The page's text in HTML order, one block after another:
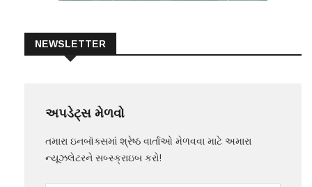
NEWSLETTER
અપડેટ્સ મેળવો
તમારા ઇનબૉક્સમાં શ્રેષ્ઠ વાર્તાઓ મેળવવા માટે અમારા
ન્યૂઝલેટરને સબ્સ્ક્રાઇબ કરો!